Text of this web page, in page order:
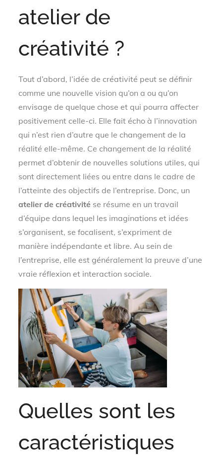
atelier de
créativité ?
Tout d’abord, l’idée de créativité peut se définir
comme une nouvelle vision qu’on a ou qu’on
envisage de quelque chose et qui pourra affecter
positivement celle-ci. Elle fait écho à l’innovation
qui n’est rien d’autre que le changement de la
réalité elle-même. Ce changement de la réalité
permet d’obtenir de nouvelles solutions utiles, qui
sont directement liées ou entre dans le cadre de
l’atteinte des objectifs de l’entreprise. Donc, un
atelier de créativité se résume en un travail
d’équipe dans lequel les imaginations et idées
s’organisent, se focalisent, s’expriment de
manière indépendante et libre. Au sein de
l’entreprise, elle est généralement la preuve d’une
vraie réflexion et interaction sociale.
Quelles sont les
caractéristiques